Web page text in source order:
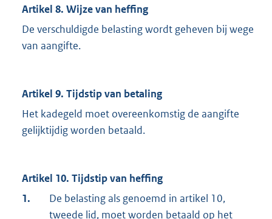
Artikel 8. Wijze van heffing
De verschuldigde belasting wordt geheven bij wege
van aangifte.
Artikel 9. Tijdstip van betaling
Het kadegeld moet overeenkomstig de aangifte
gelijktijdig worden betaald.
Artikel 10. Tijdstip van heffing
1.
De belasting als genoemd in artikel 10,
tweede lid, moet worden betaald op het